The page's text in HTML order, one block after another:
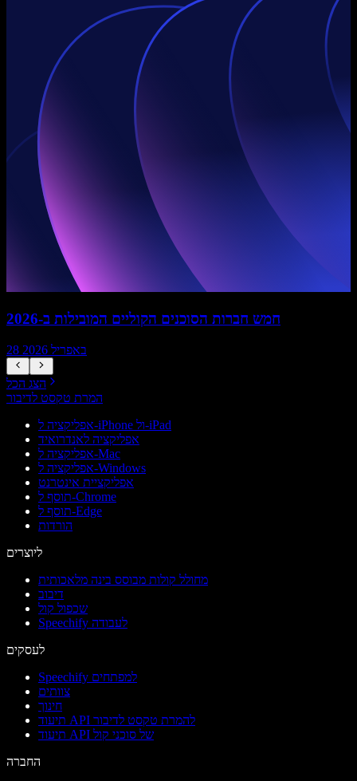
חמש חברות הסוכנים הקוליים המובילות ב-2026
28 באפריל 2026
הצג הכל
המרת טקסט לדיבור
אפליקציה ל-iPhone ול-iPad
אפליקציה לאנדרואיד
אפליקציה ל-Mac
אפליקציה ל-Windows
אפליקציית אינטרנט
תוסף ל-Chrome
תוסף ל-Edge
הורדות
ליוצרים
מחולל קולות מבוסס בינה מלאכותית
דיבוב
שכפול קול
Speechify לעבודה
לעסקים
Speechify למפתחים
צוותים
חינוך
תיעוד API להמרת טקסט לדיבור
תיעוד API של סוכני קול
החברה